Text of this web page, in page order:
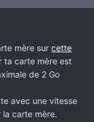
mère sur cette
ta carte mère est
de 2 Go
avec une vitesse
carte mère.